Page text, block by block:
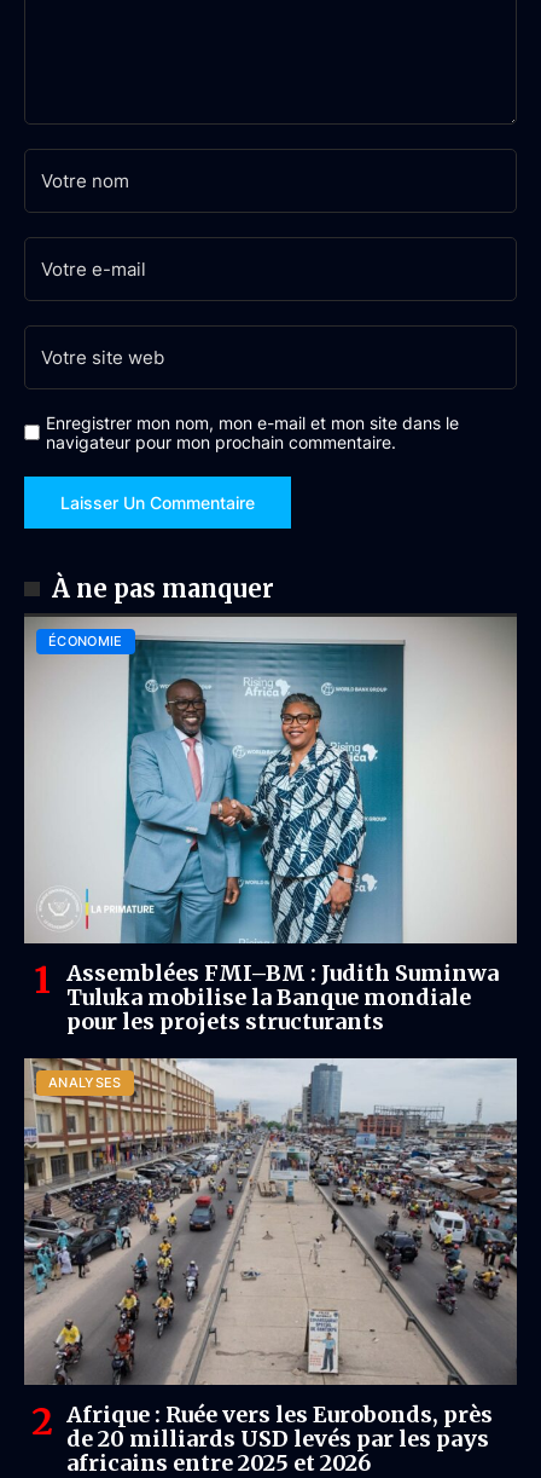
Enregistrer mon nom, mon e-mail et mon site dans le
navigateur pour mon prochain commentaire.
À ne pas manquer
ÉCONOMIE
Assemblées FMI–BM : Judith Suminwa
Tuluka mobilise la Banque mondiale
pour les projets structurants
ANALYSES
Afrique : Ruée vers les Eurobonds, près
de 20 milliards USD levés par les pays
africains entre 2025 et 2026